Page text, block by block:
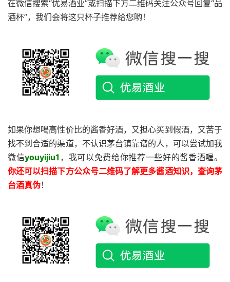
在微信搜索“优易酒业”或扫描下方二维码关注公众号回复“品
酒杯”，我们会将这只杯子推荐给您哟！
如果你想喝高性价比的酱香好酒，又担心买到假酒，又苦于
找不到合适的渠道，不认识茅台镇靠谱的人，可以尝试加我
微信youyijiu1 ，我可以免费给你推荐一些好的酱香酒喔。
你还可以扫描下方公众号二维码了解更多酱酒知识，查询茅
台酒真伪！